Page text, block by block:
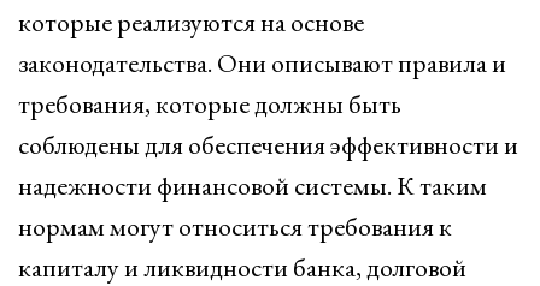
которые реализуются на основе
законодательства. Они описывают правила и
требования, которые должны быть
соблюдены для обеспечения эффективности и
надежности финансовой системы. К таким
нормам могут относиться требования к
капиталу и ликвидности банка, долговой